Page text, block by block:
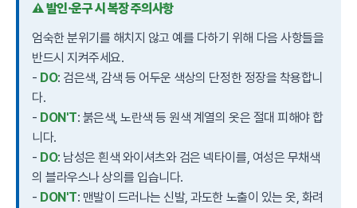
⚠️ 발인·운구 시 복장 주의사항
엄숙한 분위기를 해치지 않고 예를 다하기 위해 다음 사항들을
반드시 지켜주세요.
- DO: 검은색, 감색 등 어두운 색상의 단정한 정장을 착용합니
다.
- DON'T: 붉은색, 노란색 등 원색 계열의 옷은 절대 피해야 합
니다.
- DO: 남성은 흰색 와이셔츠와 검은 넥타이를, 여성은 무채색
의 블라우스나 상의를 입습니다.
- DON'T: 맨발이 드러나는 신발, 과도한 노출이 있는 옷, 화려